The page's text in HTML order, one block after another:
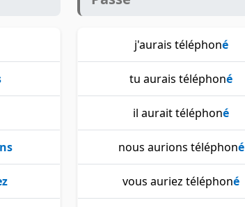
j'aurais téléphoné
tu aurais téléphoné
il aurait téléphoné
nous aurions téléphoné
vous auriez téléphoné